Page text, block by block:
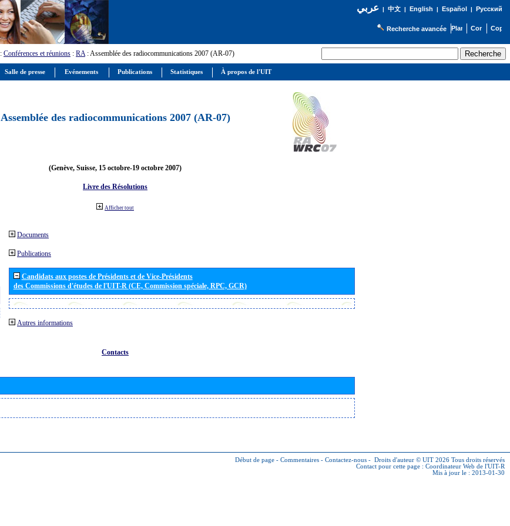
عربي| 中文| English | Español | Русский
Recherche avancée
: Conférences et réunions : RA: Assemblée des radiocommunications 2007 (AR-07)
Assemblée des radiocommunications 2007 (AR-07)
(Genève, Suisse, 15 octobre-19 octobre 2007)
Livre des Résolutions
Afficher tout
Documents
Publications
Candidats aux postes de Présidents et de Vice-Présidents
des Commissions d'études de l'UIT-R (CE, Commission spéciale, RPC, GCR)
Autres informations
Contacts
Début de page - Commentaires - Contactez-nous - Droits d'auteur © UIT 2026 Tous droits réservés
Contact pour cette page : Coordinateur Web de l'UIT-R
Mis à jour le : 2013-01-30
Salle de presse Evénements Publications Statistiques À propos de l'UIT